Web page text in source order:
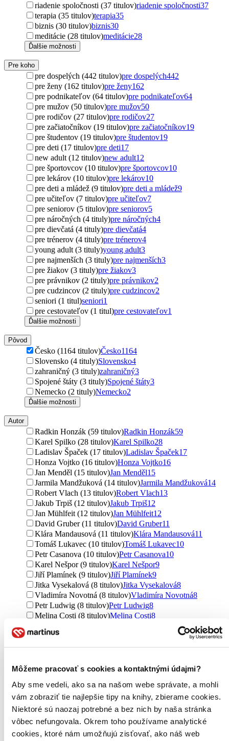
Môžeme pracovať s cookies a kontaktnými údajmi?
Aby sme vedeli, ako sa na našom webe správate, a mohli
vám zobraziť tie najlepšie tipy na knihy, zbierame cookies.
Niektoré sú naozaj potrebné a bez nich by naša stránka
vôbec nefungovala. Okrem toho používame analytické
cookies, ktoré nám umožňujú zisťovať, ako náš web
riadenie spoločnosti (37 titulov)riadenie spoločnosti37
terapia (35 titulov)terapia35
biznis (30 titulov)biznis30
meditácie (28 titulov)meditácie28
Ďalšie možnosti
Pre koho
pre dospelých (442 titulov)pre dospelých442
pre ženy (162 titulov)pre ženy162
pre podnikateľov (64 titulov)pre podnikateľov64
pre mužov (50 titulov)pre mužov50
pre rodičov (27 titulov)pre rodičov27
pre začiatočníkov (19 titulov)pre začiatočníkov19
pre študentov (19 titulov)pre študentov19
pre deti (17 titulov)pre deti17
new adult (12 titulov)new adult12
pre športovcov (10 titulov)pre športovcov10
pre lekárov (10 titulov)pre lekárov10
pre deti a mládež (9 titulov)pre deti a mládež9
pre učiteľov (7 titulov)pre učiteľov7
pre seniorov (5 titulov)pre seniorov5
pre náročných (4 tituly)pre náročných4
pre dievčatá (4 tituly)pre dievčatá4
pre trénerov (4 tituly)pre trénerov4
young adult (3 tituly)young adult3
pre najmenších (3 tituly)pre najmenších3
pre žiakov (3 tituly)pre žiakov3
pre právnikov (2 tituly)pre právnikov2
pre cudzincov (2 tituly)pre cudzincov2
seniori (1 titul)seniori1
pre cestovateľov (1 titul)pre cestovateľov1
Ďalšie možnosti
Pôvod
Česko (1164 titulov)Česko1164
Slovensko (4 tituly)Slovensko4
zahraničný (3 tituly)zahraničný3
Spojené štáty (3 tituly)Spojené štáty3
Nemecko (2 tituly)Nemecko2
Ďalšie možnosti
Autor
Radkin Honzák (59 titulov)Radkin Honzák59
Karel Spilko (28 titulov)Karel Spilko28
Ladislav Špaček (17 titulov)Ladislav Špaček17
Honza Vojtko (16 titulov)Honza Vojtko16
Jan Menděl (15 titulov)Jan Menděl15
Jarmila Mandžuková (14 titulov)Jarmila Mandžuková14
Robert Vlach (13 titulov)Robert Vlach13
Jakub Trpiš (12 titulov)Jakub Trpiš12
Jan Mühlfeit (12 titulov)Jan Mühlfeit12
David Gruber (11 titulov)David Gruber11
Klára Mandausová (11 titulov)Klára Mandausová11
Tomáš Lukavec (10 titulov)Tomáš Lukavec10
Petr Casanova (10 titulov)Petr Casanova10
Karel Nešpor (9 titulov)Karel Nešpor9
Jiří Plamínek (9 titulov)Jiří Plamínek9
Jitka Vysekalová (8 titulov)Jitka Vysekalová8
Vladimíra Novotná (8 titulov)Vladimíra Novotná8
Petr Ludwig (8 titulov)Petr Ludwig8
Melina Costi (8 titulov)Melina Costi8
Dagmar Kožinová
Veronika Kovářová (8 titulov)
Veronika Kovářová8
Agáta Pilátová (8 titulov)Agáta Pilátová8
Milan Studnička (7 titulov) Milan Studnička7
Jasmína Houdek (7 titulov)Jasmína Houdek7
Tereza Sladká (7 titulov)Tereza Sladká 7
Daniela Fischerová (6 titulov)Daniela Fischerová6
Václav Budinský (6 titulov)
Václav Budinský 6
Ďalšie možnosti